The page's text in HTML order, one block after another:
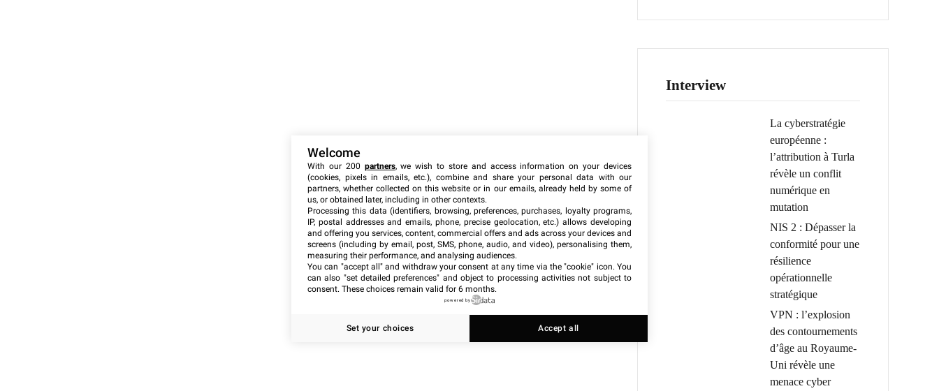
Interview
La cyberstratégie
européenne :
l’attribution à Turla
révèle un conflit
numérique en
mutation
NIS 2 : Dépasser la
conformité pour une
résilience
opérationnelle
stratégique
VPN : l’explosion
des contournements
d’âge au Royaume-
Uni révèle une
menace cyber
Welcome
With our 200 partners, we wish to store and access information on your devices
(cookies, pixels in emails, etc.), combine and share your personal data with our
partners, whether collected on this website or in our emails, already held by some of
us, or obtained later, including in other contexts.
Processing this data (identifiers, browsing, preferences, purchases, loyalty programs,
IP, postal addresses and emails, phone, precise geolocation, etc.) allows developing
and offering you services, content, commercial offers and ads across your devices and
screens (including by email, post, SMS, phone, audio, and video), personalising them,
measuring their performance, and analysing audiences.
You can "accept all" and withdraw your consent at any time via the "cookie" icon. You
can also "set detailed preferences" and object to processing activities not subject to
consent. These choices remain valid for 6 months.
powered by
Set your choices Accept all